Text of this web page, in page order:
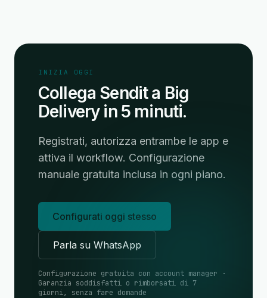
INIZIA OGGI
Collega Sendit a Big
Delivery in 5 minuti.
Registrati, autorizza entrambe le app e
attiva il workflow. Configurazione
manuale gratuita inclusa in ogni piano.
Configurati oggi stesso
Parla su WhatsApp
Configurazione gratuita con account manager ·
Garanzia soddisfatti o rimborsati di 7
giorni, senza fare domande